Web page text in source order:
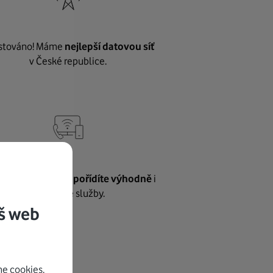
Máme nejlepší datovou síť
v České republice.
pořídíte výhodněi
další naše služby.
web
cookies.